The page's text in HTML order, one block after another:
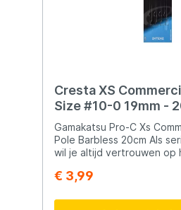
Cresta XS
Size #10-0 19mm -
Gamakatsu Pro-C Xs
Pole Barbless 20cm Als
wil je altijd vertrouwen op
De Gamakatsu Pro-C Xs
nodig hebt voor zowel
€ 3,99